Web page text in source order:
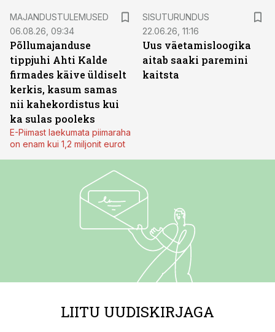
MAJANDUSTULEMUSED
06.08.26, 09:34
Põllumajanduse
tippjuhi Ahti Kalde
firmades käive üldiselt
kerkis, kasum samas
nii kahekordistus kui
ka sulas pooleks
E-Piimast laekumata piimaraha
on enam kui 1,2 miljonit eurot
SISUTURUNDUS
22.06.26, 11:16
Uus väetamisloogika
aitab saaki paremini
kaitsta
LIITU UUDISKIRJAGA